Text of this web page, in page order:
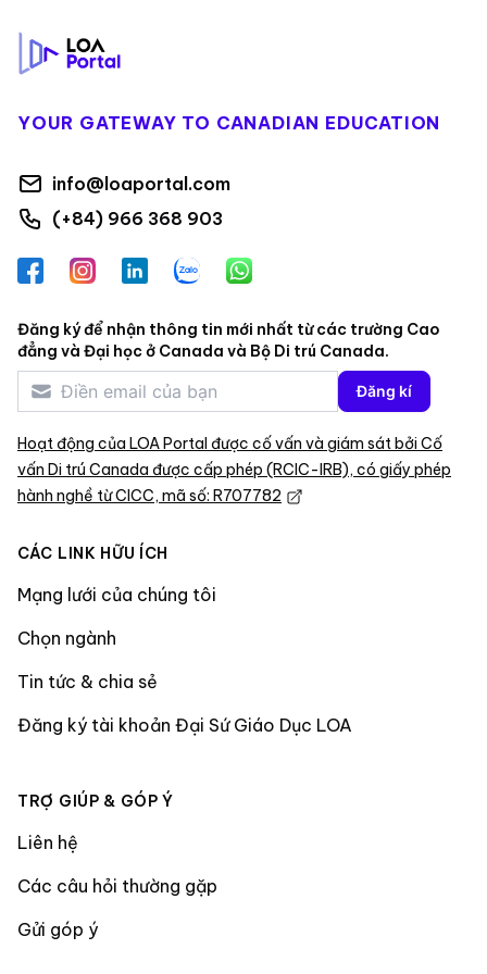
YOUR GATEWAY TO CANADIAN EDUCATION
info@loaportal.com
(+84) 966 368 903
FacebookInstagramLinkedInZalo WhatsApp
Đăng ký để nhận thông tin mới nhất từ các trường Cao
đẳng và Đại học ở Canada và Bộ Di trú Canada.
Đăng kí
Hoạt động của LOA Portal được cố vấn và giám sát bởi Cố
vấn Di trú Canada được cấp phép (RCIC-IRB), có giấy phép
hành nghề từ CICC, mã số: R707782
CÁC LINK HỮU ÍCH
Mạng lưới của chúng tôi
Chọn ngành
Tin tức & chia sẻ
Đăng ký tài khoản Đại Sứ Giáo Dục LOA
TRỢ GIÚP & GÓP Ý
Liên hệ
Các câu hỏi thường gặp
Gửi góp ý